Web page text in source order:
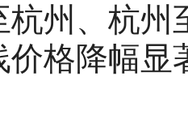
杭州、杭州
格降幅显